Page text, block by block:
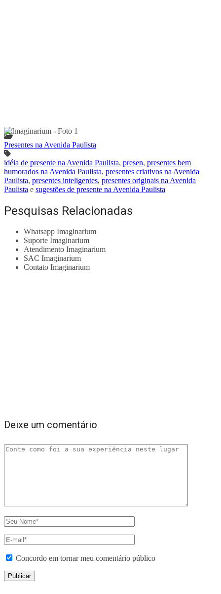
Presentes na Avenida Paulista
idéia de presente na Avenida Paulista, presen, presentes bem
humorados na Avenida Paulista, presentes criativos na Avenida
Paulista, presentes inteligentes, presentes originais na Avenida
Paulista e sugestões de presente na Avenida Paulista
Pesquisas Relacionadas
Whatsapp Imaginarium
Suporte Imaginarium
Atendimento Imaginarium
SAC Imaginarium
Contato Imaginarium
Deixe um comentário
Concordo em tornar meu comentário público